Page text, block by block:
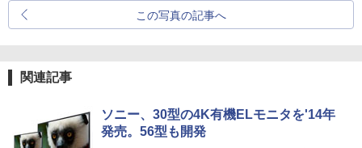
この写真の記事へ
関連記事
ソニー、30型の4K有機ELモニタを'14年
発売。56型も開発